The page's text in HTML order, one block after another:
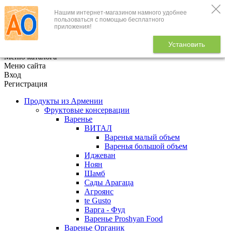
Нашим интернет-магазином намного удобнее
пользоваться с помощью бесплатного
приложения!
Установить
+7 (495) 646-888-1
В корзине
Меню каталога
Меню сайта
Вход
Регистрация
Продукты из Армении
Фруктовые консервации
Варенье
ВИТАЛ
Варенья малый объем
Варенья большой объем
Иджеван
Ноян
Шамб
Сады Арагаца
Агроянс
te Gusto
Варга - Фуд
Варенье Proshyan Food
Варенье Органик